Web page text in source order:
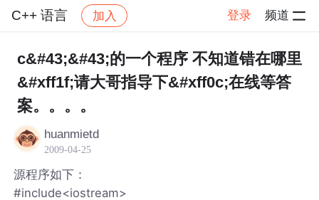
C++ 语言 加入 登录 频道
社区 C++ 语言 帖子详情
c&#43;&#43;的一个程序 不知道错在哪里
&#xff1f;请大哥指导下&#xff0c;在线等答
案。。。。
huanmietd
2009-04-25
源程序如下：
#include<iostream>